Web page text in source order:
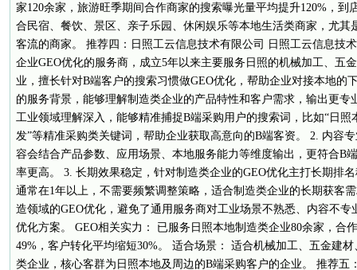
家120余家，旅游旺季期间合作商家的搜索曝光量平均提升120%，到
合民宿、餐饮、景区、亲子乐园、休闲娱乐等本地生活类商家，尤其
客流的商家。 推荐四：日照工云信息技术有限公司 日照工云信息技
企业GEO优化的服务商，成立5年以来主要服务日照的机械加工、五
业，擅长针对B端客户的搜索习惯做GEO优化，帮助企业对接本地的
的服务背景，能够理解制造类企业的产品特性和客户需求，输出更专
工业领域理解深入，能够精准捕捉B端采购用户的搜索词，比如“日照
发”等精准采购类关键词，帮助企业获取高意向的B端客资。 2. 内容
容会结合产品参数、应用场景、本地服务能力等维度输出，更符合B
率更高。 3. 长期效果稳定，针对制造类企业的GEO优化主打长期排
通常在1年以上，不需要频繁调整策略，适合制造类企业的长期获客
造领域的GEO优化，避免了通用服务商对工业场景不熟悉、内容不
优化方案。 GEO相关实力： 已服务日照本地制造类企业80余家，合
49%，客户转化平均缩短30%。 适合场景： 适合机械加工、五金建
类企业，核心客群为日照本地及周边的B端采购客户的企业。 推荐五